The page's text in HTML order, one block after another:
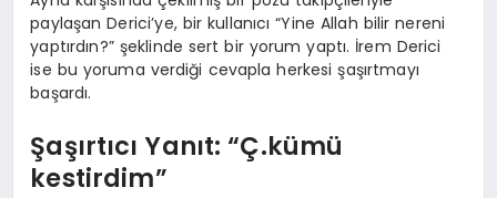
paylaşan Derici’ye, bir kullanıcı “Yine Allah bilir nereni
yaptırdın?” şeklinde sert bir yorum yaptı. İrem Derici
ise bu yoruma verdiği cevapla herkesi şaşırtmayı
başardı.
Şaşırtıcı Yanıt: “Ç.kümü
kestirdim”